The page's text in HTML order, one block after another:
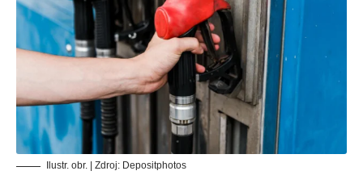
Ilustr. obr. | Zdroj: Depositphotos